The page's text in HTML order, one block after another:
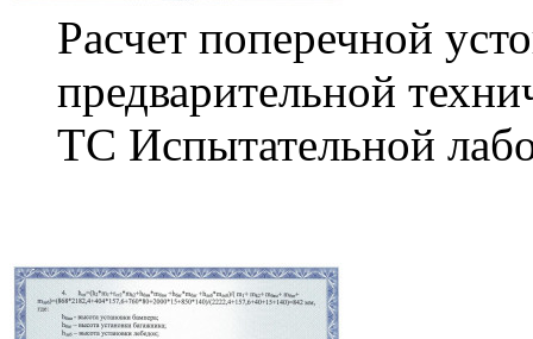
Расчет поперечной
предварительной
ТС Испытательной